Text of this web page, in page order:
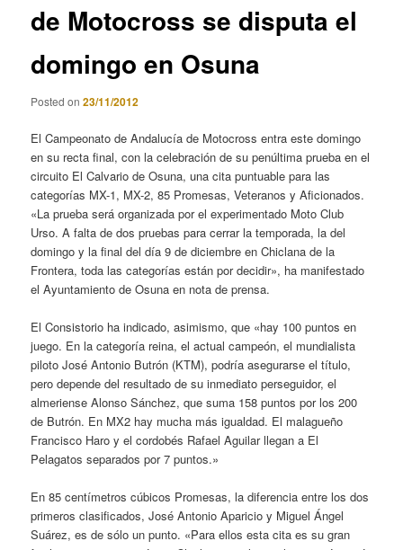
de Motocross se disputa el
domingo en Osuna
Posted on23/11/2012
El Campeonato de Andalucía de Motocross entra este domingo
en su recta final, con la celebración de su penúltima prueba en el
circuito El Calvario de Osuna, una cita puntuable para las
categorías MX-1, MX-2, 85 Promesas, Veteranos y Aficionados.
«La prueba será organizada por el experimentado Moto Club
Urso. A falta de dos pruebas para cerrar la temporada, la del
domingo y la final del día 9 de diciembre en Chiclana de la
Frontera, toda las categorías están por decidir», ha manifestado
el Ayuntamiento de Osuna en nota de prensa.
El Consistorio ha indicado, asimismo, que «hay 100 puntos en
juego. En la categoría reina, el actual campeón, el mundialista
piloto José Antonio Butrón (KTM), podría asegurarse el título,
pero depende del resultado de su inmediato perseguidor, el
almeriense Alonso Sánchez, que suma 158 puntos por los 200
de Butrón. En MX2 hay mucha más igualdad. El malagueño
Francisco Haro y el cordobés Rafael Aguilar llegan a El
Pelagatos separados por 7 puntos.»
En 85 centímetros cúbicos Promesas, la diferencia entre los dos
primeros clasificados, José Antonio Aparicio y Miguel Ángel
Suárez, es de sólo un punto. «Para ellos esta cita es su gran